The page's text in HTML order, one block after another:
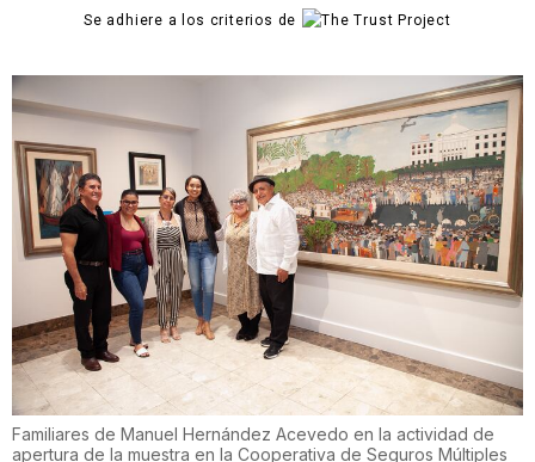
Se adhiere a los criterios de
Familiares de Manuel Hernández Acevedo en la actividad de
apertura de la muestra en la Cooperativa de Seguros Múltiples